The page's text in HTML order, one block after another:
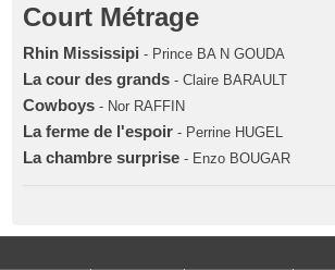
Court Métrage
Rhin Mississipi - Prince BA N GOUDA
La cour des grands - Claire BARAULT
Cowboys - Nor RAFFIN
La ferme de l'espoir - Perrine HUGEL
La chambre surprise - Enzo BOUGAR